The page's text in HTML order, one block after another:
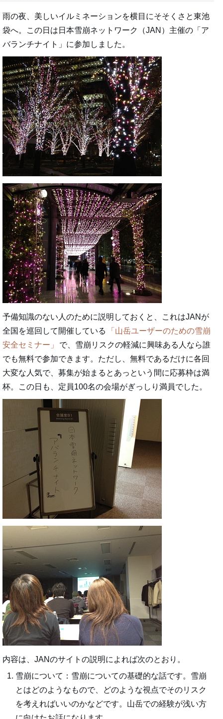
雨の夜、美しいイルミネーションを横目にそそくさと東池
袋へ。この日は日本雪崩ネットワーク（JAN）主催の「ア
バランチナイト」に参加しました。
予備知識のない人のために説明しておくと、これはJANが
全国を巡回して開催している
山岳ユーザーのための雪崩
安全セミナー
で、雪崩リスクの軽減に興味ある人なら誰
でも無料で参加できます。ただし、無料であるだけに各回
大変な人気で、募集が始まるとあっという間に応募枠は満
杯。この日も、定員100名の会場がぎっしり満員でした。
内容は、JANのサイトの説明によれば次のとおり。
雪崩について：雪崩についての基礎的な話です。雪崩
とはどのようなもので、どのような視点でそのリスク
を考えればいいのかなどです。山岳での経験が浅い方